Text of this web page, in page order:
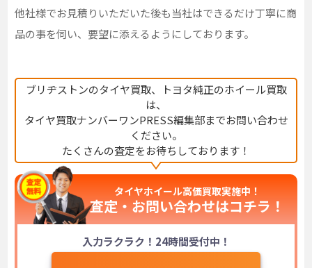
他社様でお見積りいただいた後も当社はできるだけ丁寧に商
品の事を伺い、要望に添えるようにしております。
ブリヂストンのタイヤ買取、トヨタ純正のホイール買取
は、
タイヤ買取ナンバーワンPRESS編集部までお問い合わせ
ください。
たくさんの査定をお待ちしております！
タイヤホイール高価買取実施中！
査定・お問い合わせはコチラ！
入力ラクラク！24時間受付中！